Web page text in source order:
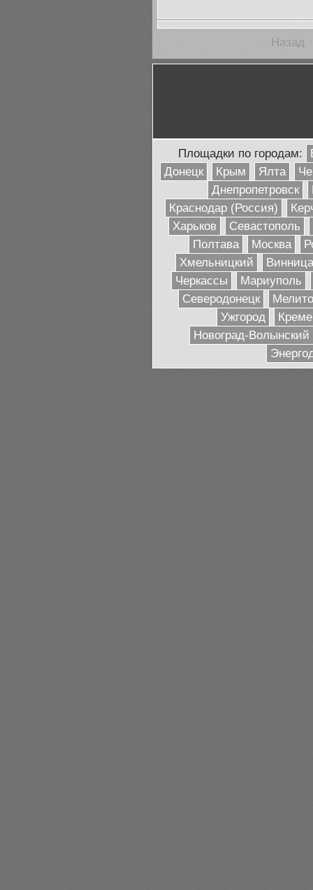
Назад
Площадки по городам:
Донецк
Крым Ялта
Днепропетровск
Краснодар (Россия)
Харьков
Севастополь
Полтава
Москва
Хмельницкий
Винница
Черкассы
Мариуполь
Северодонецк
Ужгород
Новоград-Волынский